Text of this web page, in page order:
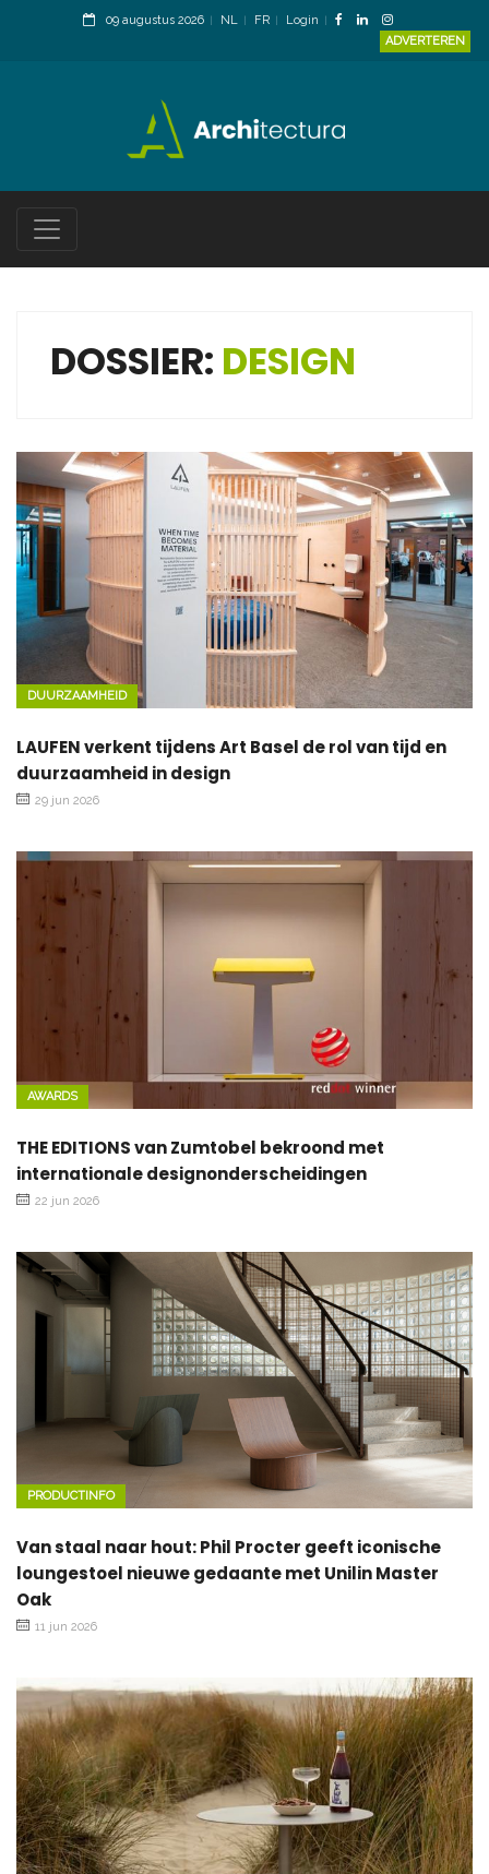
09 augustus 2026 NL FR
Login
ADVERTEREN
DOSSIER: DESIGN
DUURZAAMHEID
LAUFEN verkent tijdens Art Basel de rol van tijd en
duurzaamheid in design
29 jun 2026
AWARDS
THE EDITIONS van Zumtobel bekroond met
internationale designonderscheidingen
22 jun 2026
PRODUCTINFO
Van staal naar hout: Phil Procter geeft iconische
loungestoel nieuwe gedaante met Unilin Master
Oak
11 jun 2026